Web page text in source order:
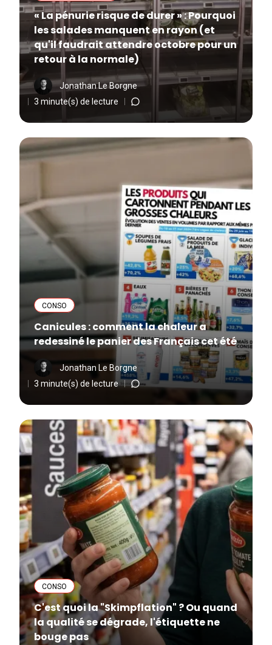
« La pénurie risque de durer » : Pourquoi
les salades manquent en rayon (et
qu'il faudrait attendre octobre pour un
retour à la normale)
Jonathan Le Borgne
3 minute(s) de lecture
CONSO
Canicules : comment la chaleur a
redessiné le panier des Français cet été
Jonathan Le Borgne
3 minute(s) de lecture
CONSO
C'est quoi la "Skimpflation" ? Ou quand
la qualité se dégrade, l'étiquette ne
bouge pas